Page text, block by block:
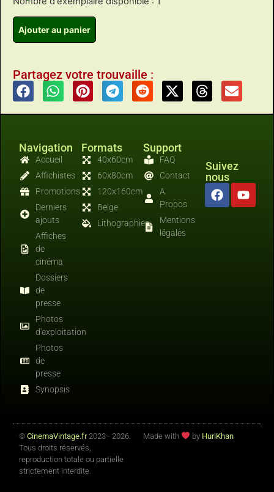
Ajouter au panier
Partagez votre trouvaille :
Navigation
Accueil
Affichistes
Promotions
Derniers
ajouts
Affiches
de
cinéma
Dossiers
de
presse
Photos
d'exploitation
Photos
de
presse
Synopsis
Formats
40x60cm
60x80cm
120x160cm
Belge
Lithographies
Support
FAQ
Contact
A
Propos
Mentions
légales
Suivez
nous
© CinemaVintage.fr2023 - 2026.
Tous droits réservés,
reproduction totale ou partielle
strictement interdite.
Made with by HuriKhan